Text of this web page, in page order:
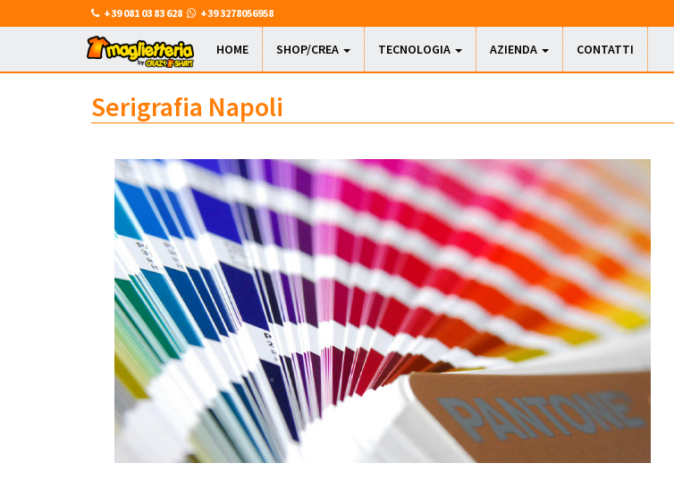
+39 081 03 83 628 +39 3278056958
HOME SHOP/CREA TECNOLOGIA AZIENDA CONTATTI
Serigrafia Napoli